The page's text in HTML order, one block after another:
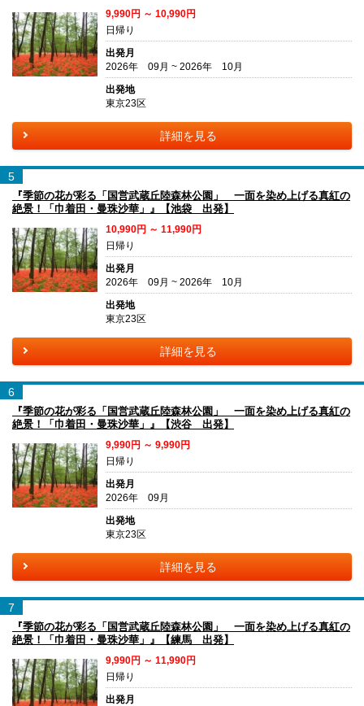
9,990円 ～ 10,990円
日帰り
出発月
2026年 09月 ~ 2026年 10月
出発地
東京23区
詳細を見る
5
『季節の花が彩る「国営武蔵丘陸森林公園」 一面を染め上げる真紅の
絶景！「巾着田・曼珠沙華」』【池袋 出発】
10,990円 ～ 11,990円
日帰り
出発月
2026年 09月 ~ 2026年 10月
出発地
東京23区
詳細を見る
6
『季節の花が彩る「国営武蔵丘陸森林公園」 一面を染め上げる真紅の
絶景！「巾着田・曼珠沙華」』【渋谷 出発】
9,990円 ～ 9,990円
日帰り
出発月
2026年 09月
出発地
東京23区
詳細を見る
7
『季節の花が彩る「国営武蔵丘陸森林公園」 一面を染め上げる真紅の
絶景！「巾着田・曼珠沙華」』【練馬 出発】
9,990円 ～ 11,990円
日帰り
出発月